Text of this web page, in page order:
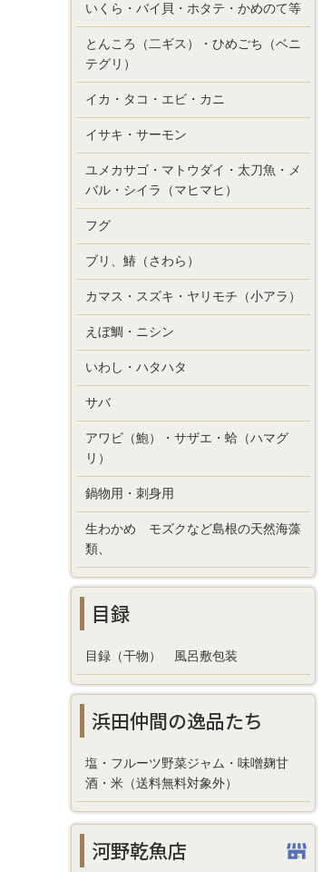
いくら・バイ貝・ホタテ・かめのて等
とんころ（二ギス）・ひめごち（ベニ
テグリ）
イカ・タコ・エビ・カニ
イサキ・サーモン
ユメカサゴ・マトウダイ・太刀魚・メ
バル・シイラ（マヒマヒ）
フグ
ブリ、鰆（さわら）
カマス・スズキ・ヤリモチ（小アラ）
えぼ鯛・ニシン
いわし・ハタハタ
サバ
アワビ（鮑）・サザエ・蛤（ハマグ
リ）
鍋物用・刺身用
生わかめ モズクなど島根の天然海藻
類、
目録
目録（干物） 風呂敷包装
浜田仲間の逸品たち
塩・フルーツ野菜ジャム・味噌麹甘
酒・米（送料無料対象外）
河野乾魚店